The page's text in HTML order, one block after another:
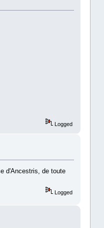
Logged
d'Ancestris, de toute
Logged